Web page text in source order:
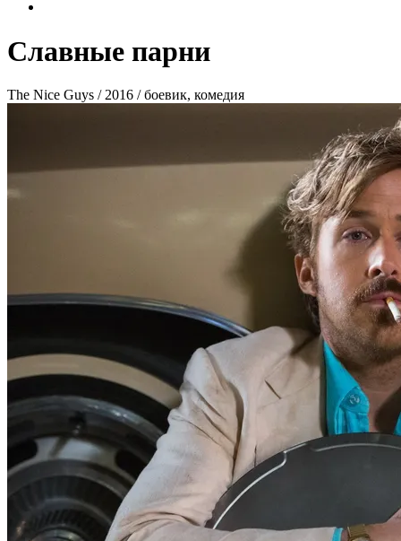
Славные парни
The Nice Guys / 2016 / боевик, комедия